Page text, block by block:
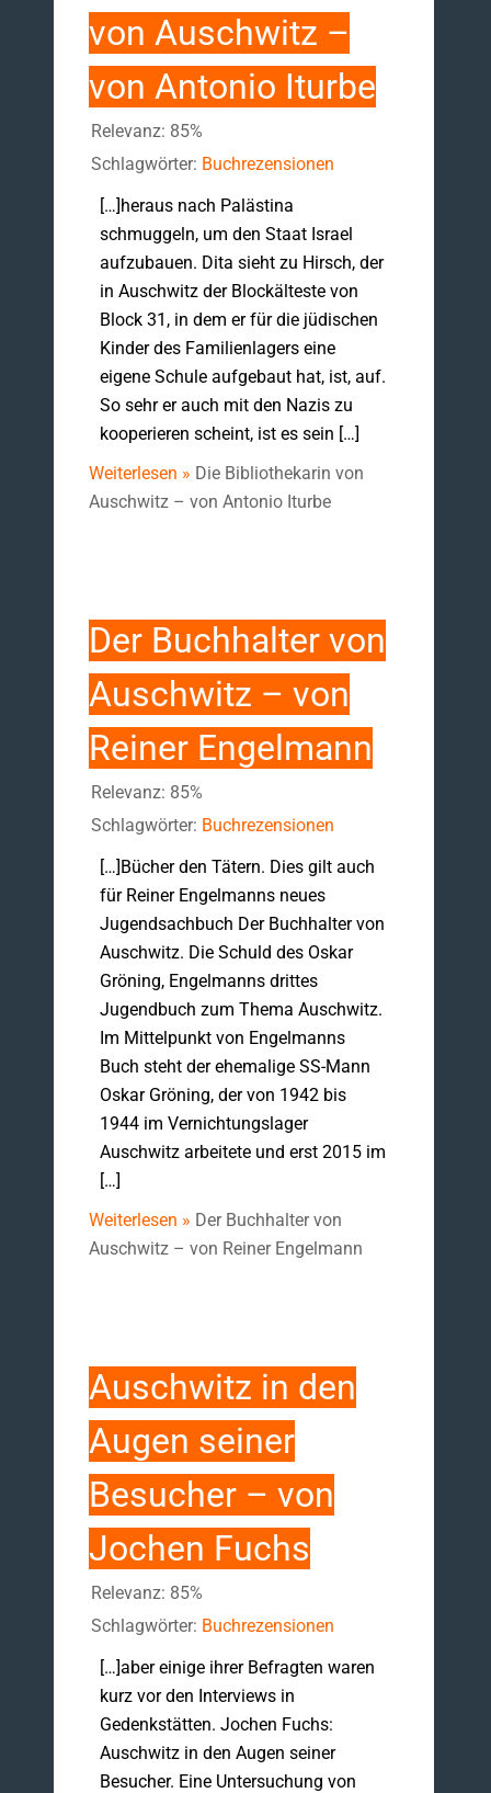
von Auschwitz –
von Antonio Iturbe
Relevanz: 85%
Schlagwörter: Buchrezensionen
[…]heraus nach Palästina
schmuggeln, um den Staat Israel
aufzubauen. Dita sieht zu Hirsch, der
in Auschwitz der Blockälteste von
Block 31, in dem er für die jüdischen
Kinder des Familienlagers eine
eigene Schule aufgebaut hat, ist, auf.
So sehr er auch mit den Nazis zu
kooperieren scheint, ist es sein […]
Weiterlesen » Die Bibliothekarin von
Auschwitz – von Antonio Iturbe
Der Buchhalter von
Auschwitz – von
Reiner Engelmann
Relevanz: 85%
Schlagwörter: Buchrezensionen
[…]Bücher den Tätern. Dies gilt auch
für Reiner Engelmanns neues
Jugendsachbuch Der Buchhalter von
Auschwitz. Die Schuld des Oskar
Gröning, Engelmanns drittes
Jugendbuch zum Thema Auschwitz.
Im Mittelpunkt von Engelmanns
Buch steht der ehemalige SS-Mann
Oskar Gröning, der von 1942 bis
1944 im Vernichtungslager
Auschwitz arbeitete und erst 2015 im
[…]
Weiterlesen » Der Buchhalter von
Auschwitz – von Reiner Engelmann
Auschwitz in den
Augen seiner
Besucher – von
Jochen Fuchs
Relevanz: 85%
Schlagwörter: Buchrezensionen
[…]aber einige ihrer Befragten waren
kurz vor den Interviews in
Gedenkstätten. Jochen Fuchs:
Auschwitz in den Augen seiner
Besucher. Eine Untersuchung von